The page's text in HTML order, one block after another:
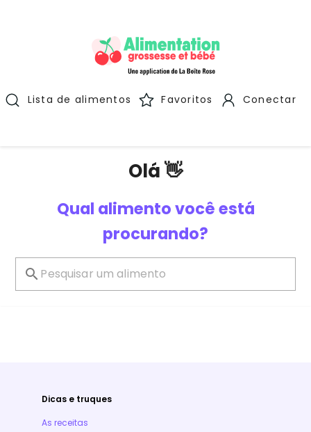
Lista de alimentos Favoritos Conectar
Olá 👋
Qual alimento você está
procurando?
Dicas e truques
As receitas